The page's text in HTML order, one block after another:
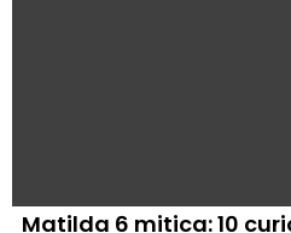
Matilda 6 mitica: 10